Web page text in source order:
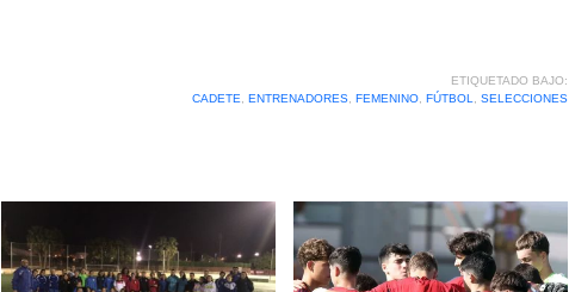
ETIQUETADO BAJO:
CADETE
ENTRENADORES, FEMENINO, FÚTBOL SELECCIONES